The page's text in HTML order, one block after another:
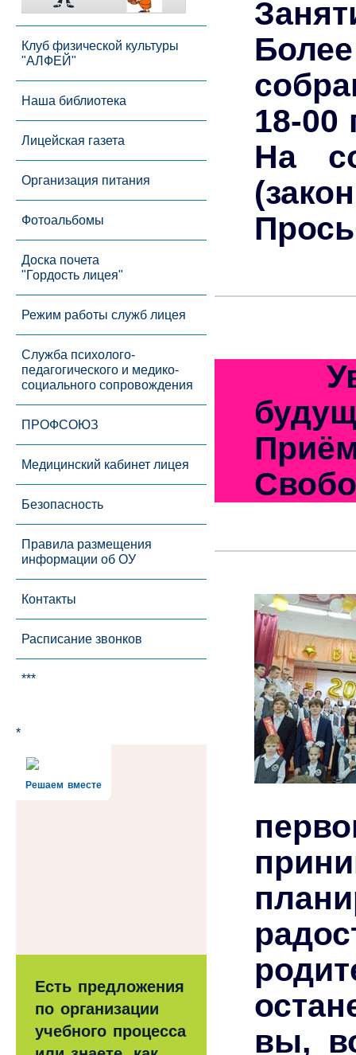
Клуб физической культуры
"АЛФЕЙ"
Наша библиотека
Лицейская газета
Организация питания
Фотоальбомы
Доска почета
"Гордость лицея"
Режим работы служб лицея
Служба психолого-
педагогического и медико-
социального сопровождения
ПРОФСОЮЗ
Медицинский кабинет лицея
Безопасность
Правила размещения
информации об ОУ
Контакты
Расписание звонков
***
*
Решаем вместе
Есть предложения
по организации
учебного процесса
18-00
На
вы,